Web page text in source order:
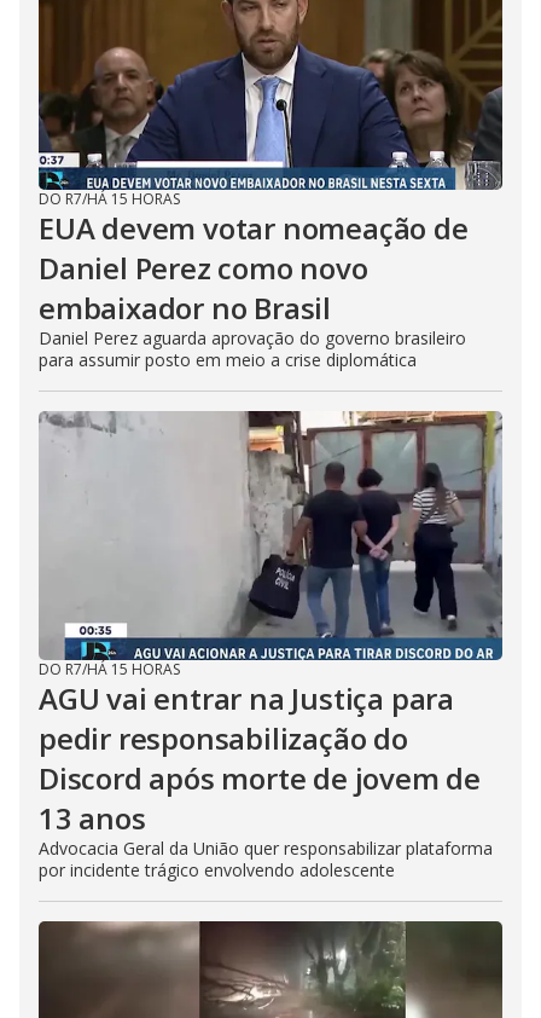
DO R7/HÁ 15 HORAS
EUA devem votar nomeação de
Daniel Perez como novo
embaixador no Brasil
Daniel Perez aguarda aprovação do governo brasileiro
para assumir posto em meio a crise diplomática
DO R7/HÁ 15 HORAS
AGU vai entrar na Justiça para
pedir responsabilização do
Discord após morte de jovem de
13 anos
Advocacia Geral da União quer responsabilizar plataforma
por incidente trágico envolvendo adolescente